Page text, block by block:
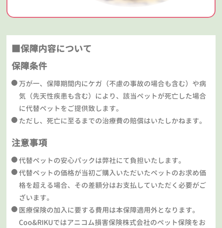
■保障内容について
保障条件
万が一、保障期間内にケガ（不慮の事故の場合も含む）や病
気（先天性疾患も含む）により、該当ペットが死亡した場合
に代替ペットをご提供致します。
ただし、死亡に至るまでの治療費の賠償はいたしかねます。
注意事項
代替ペットの安心パックは弊社にて負担いたします。
代替ペットの価格が当初ご購入いただいたペットのお求め価
格を超える場合、その差額分はお支払していただく必要がご
ざいます。
医療保険の加入に要する費用は本保障適用外となります。
Coo&RIKUではアニコム損害保険株式会社のペット保険をお